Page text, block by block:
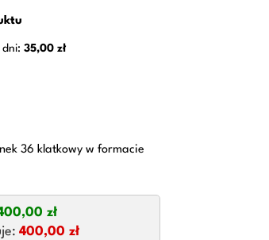
dni: 35,00 zł
36 klatkowy w formacie
zł
400,00 zł